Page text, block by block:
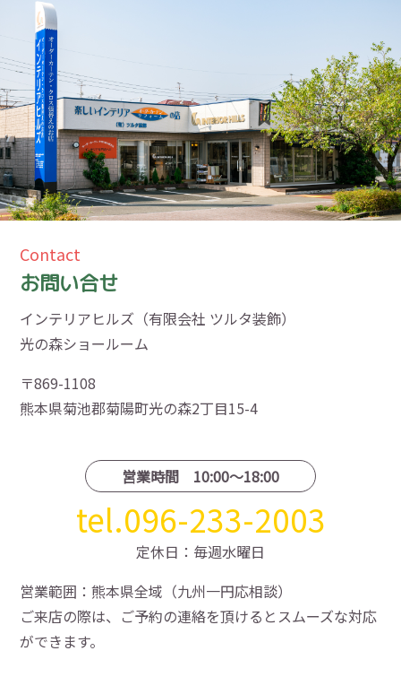
Contact
お問い合せ
インテリアヒルズ（有限会社 ツルタ装飾）
光の森ショールーム
〒869-1108
熊本県菊池郡菊陽町光の森2丁目15-4
営業時間 10:00〜18:00
tel.096-233-2003
定休日：毎週水曜日
営業範囲：熊本県全域（九州一円応相談）
ご来店の際は、ご予約の連絡を頂けるとスムーズな対応
ができます。